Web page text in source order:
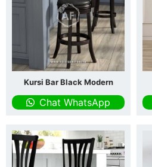
Kursi Bar Black Modern
Chat WhatsApp